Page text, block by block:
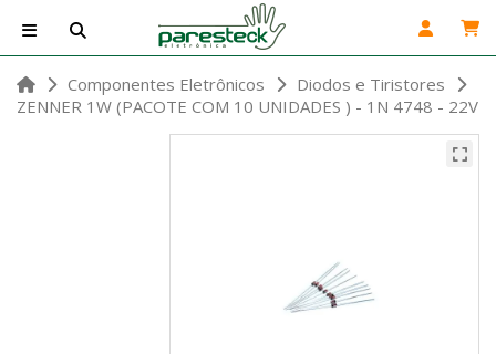
Componentes Eletrônicos
Diodos e Tiristores
ZENNER 1W (PACOTE COM 10 UNIDADES ) - 1N 4748 - 22V